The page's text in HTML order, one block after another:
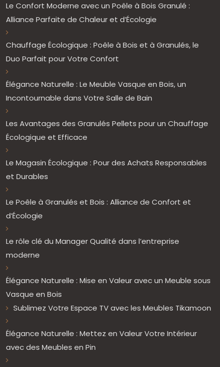
Le Confort Moderne avec un Poêle à Bois Granulé :
Alliance Parfaite de Chaleur et d’Écologie
Chauffage Écologique : Poêle à Bois et à Granulés, le
Duo Parfait pour Votre Confort
Élégance Naturelle : Le Meuble Vasque en Bois, un
Incontournable dans Votre Salle de Bain
Les Avantages des Granulés Pellets pour un Chauffage
Écologique et Efficace
Le Magasin Écologique : Pour des Achats Responsables
et Durables
Le Poêle à Granulés et Bois : Alliance de Confort et
d’Écologie
Le rôle clé du Manager Qualité dans l’entreprise
moderne
Élégance Naturelle : Mise en Valeur avec un Meuble sous
Vasque en Bois
Sublimez Votre Espace TV avec les Meubles Tikamoon
Élégance Naturelle : Mettez en Valeur Votre Intérieur
avec des Meubles en Pin